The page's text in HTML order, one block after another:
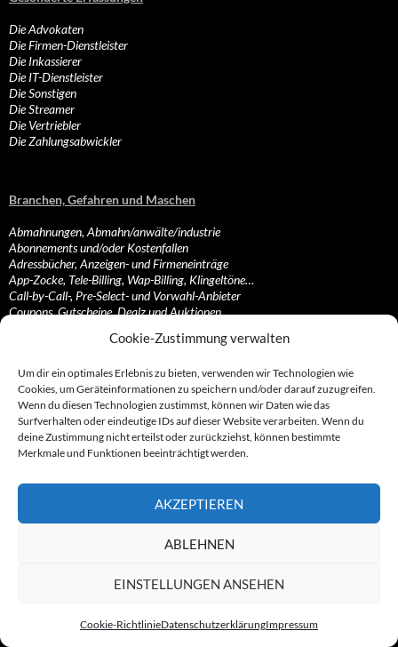
Cookie-Zustimmung verwalten
Um dir ein optimales Erlebnis zu bieten, verwenden wir Technologien wie
Cookies, um Geräteinformationen zu speichern und/oder darauf zuzugreifen.
Wenn du diesen Technologien zustimmst, können wir Daten wie das
Surfverhalten oder eindeutige IDs auf dieser Website verarbeiten. Wenn du
deine Zustimmung nicht erteilst oder zurückziehst, können bestimmte
Merkmale und Funktionen beeinträchtigt werden.
AKZEPTIEREN
ABLEHNEN
EINSTELLUNGEN ANSEHEN
Cookie-RichtlinieDatenschutzerklärungImpressum
Die Advokaten
Die Firmen-Dienstleister
Die Inkassierer
Die IT-Dienstleister
Die Sonstigen
Die Streamer
Die Vertriebler
Die Zahlungsabwickler
Branchen, Gefahren und Maschen
Abmahnungen, Abmahn/anwälte/industrie
Abonnements und/oder Kostenfallen
Adressbücher, Anzeigen- und Firmeneinträge
App-Zocke, Tele-Billing, Wap-Billing, Klingeltöne…
Call-by-Call-, Pre-Select- und Vorwahl-Anbieter
Coupons, Gutscheine, Dealz und Auktionen
Gewinnbimmler, Ping-Anrufe, Mehrwert- und…
Kapitalmarkt, Investments, Aktien, Fonds, MLM…
Kontaktanzeigen, Partnervermittlungen und…
Streaming-, Filesharing-, Hosting-, Uploading…
Teleshopping, Videotext und Call-In-Shows
Zeitschriften, Magazine und Pressevertriebe
Die Guerillaz
Mintnet-Gruppe